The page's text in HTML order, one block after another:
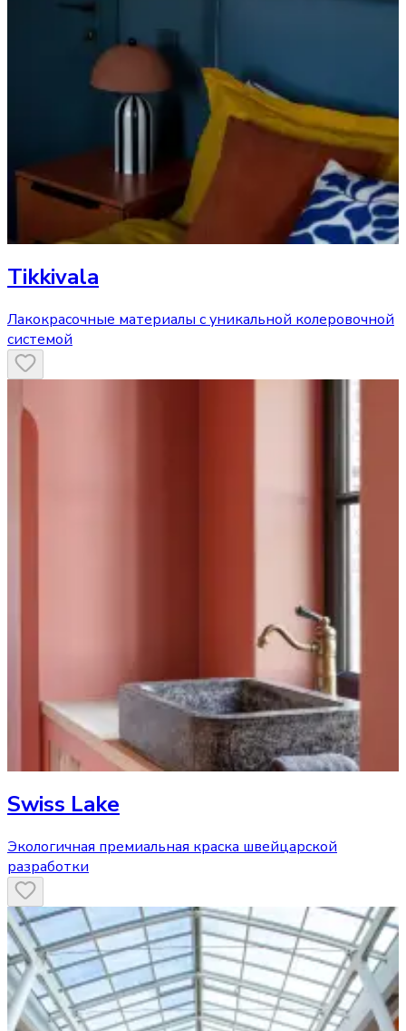
Tikkivala
Лакокрасочные материалы с уникальной колеровочной
системой
Swiss Lake
Экологичная премиальная краска швейцарской
разработки